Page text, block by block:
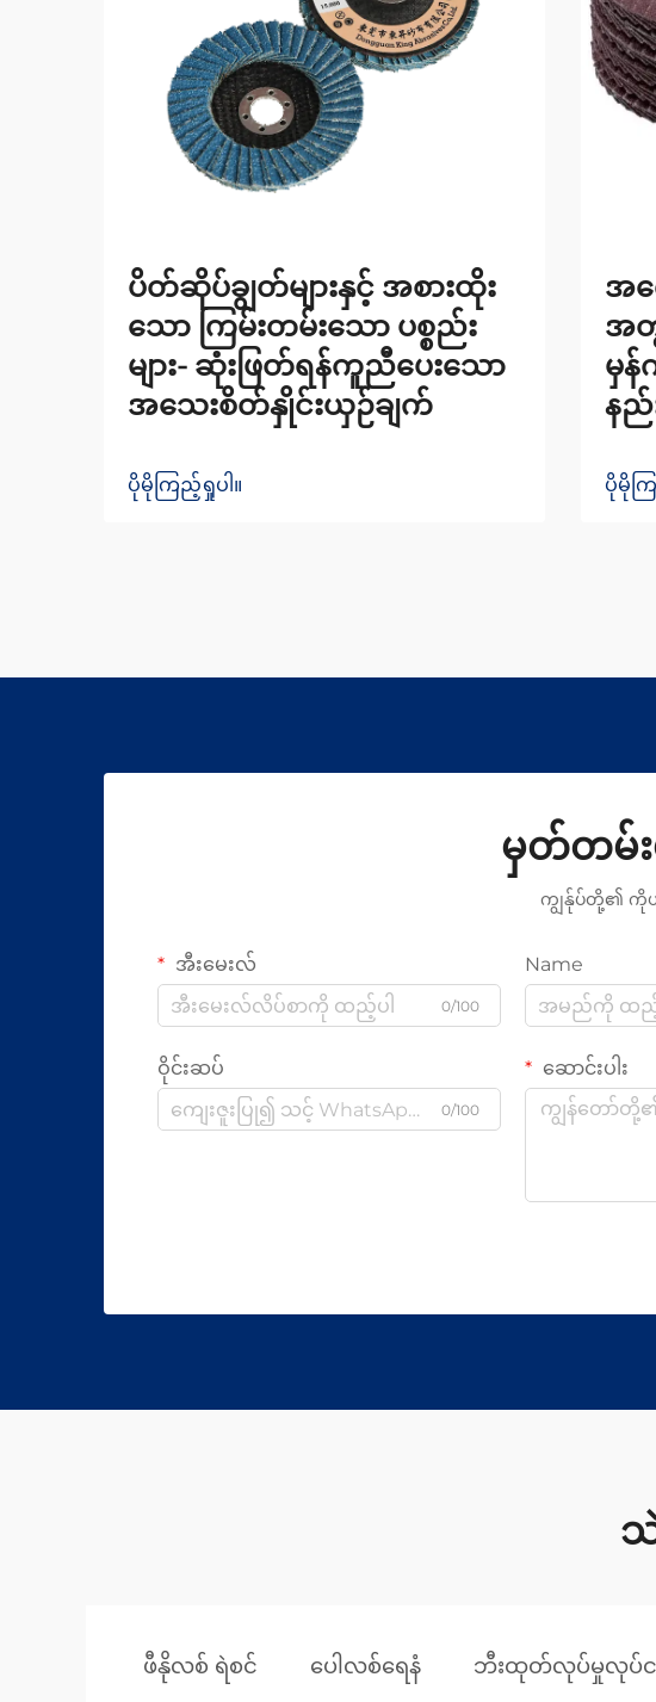
ပိတ်ဆိုပ်ချွတ်များနှင့် အစားထိုး
သော ကြမ်းတမ်းသော ပစ္စည်း
များ- ဆုံးဖြတ်ရန်ကူညီပေးသော
အသေးစိတ်နှိုင်းယှဉ်ချက်
ပိုမိုကြည့်ရှုပါ။
အက
အ
မှန်
နည်
ပိုမိုက
မှတ်တမ်း
ကျွန်ုပ်တို့၏ ကိုယ်
အီးမေးလ်
0/100
Name
ဝိုင်းဆပ်
0/100
ဆောင်းပါး
ဖီနိုလစ် ရဲစင် ပေါလစ်ရေနံ ဘီးထုတ်လုပ်မှုလုပ်င